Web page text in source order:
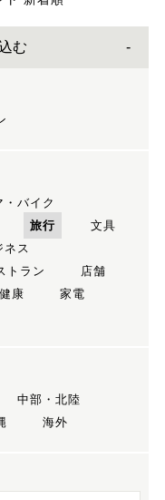
む
・バイク
旅行
文具
ネス
トラン
店舗
康
家電
中部・北陸
海外